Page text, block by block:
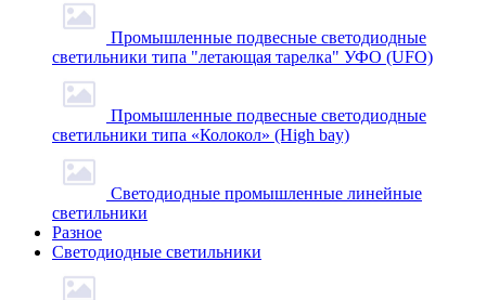
Промышленные подвесные cветодиодные
светильники типа "летающая тарелка" УФО (UFO)
Промышленные подвесные cветодиодные
светильники типа «Колокол» (High bay)
Светодиодные промышленные линейные
светильники
Разное
Светодиодные светильники